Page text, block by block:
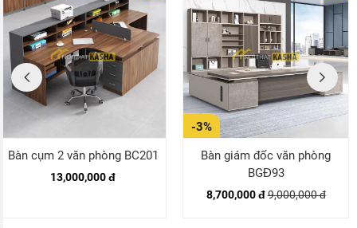
Bàn cụm 2 văn phòng BC201
13,000,000 đ
-3%
Bàn giám đốc văn phòng
BGĐ93
8,700,000 đ9,000,000 đ